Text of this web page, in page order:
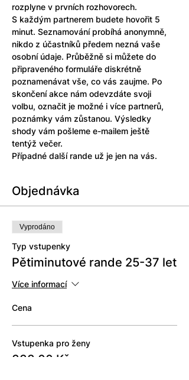
rozplyne v prvních rozhovorech.
S každým partnerem budete hovořit 5
minut. Seznamování probíhá anonymně,
nikdo z účastníků předem nezná vaše
osobní údaje. Průběžně si můžete do
připraveného formuláře diskrétně
poznamenávat vše, co vás zaujme. Po
skončení akce nám odevzdáte svoji
volbu, označit je možné i více partnerů,
poznámky vám zůstanou. Výsledky
shody vám pošleme e-mailem ještě
tentýž večer.
Případné další rande už je jen na vás.
Objednávka
Vyprodáno
Typ vstupenky
Pětiminutové rande 25-37 let
Více informací
Cena
Vstupenka pro ženy
333,00 Kč